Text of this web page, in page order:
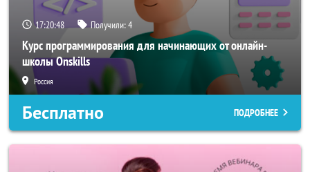
17:20:46 Получили:4
Курс программирования для начинающих от онлайн-
школы Onskills
Россия
Бесплатно ПОДРОБНЕЕ